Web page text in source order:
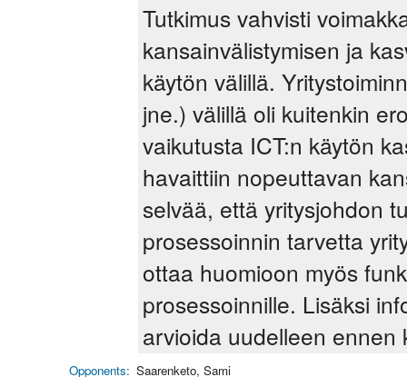
Tutkimus vahvisti
kansainvälistymisen ja
käytön välillä.
jne.) välillä oli kuitenkin
vaikutusta ICT:n käytön
havaittiin nopeuttavan
selvää, että yritysjohdon
prosessoinnin tarvetta
ottaa huomioon myös
prosessoinnille. Lisäksi
arvioida uudelleen ennen
Opponents: Saarenketo, Sami